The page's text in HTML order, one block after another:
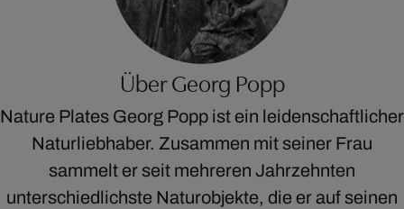
Über Georg Popp
Nature Plates Georg Popp ist ein leidenschaftlicher
Naturliebhaber. Zusammen mit seiner Frau
sammelt er seit mehreren Jahrzehnten
unterschiedlichste Naturobjekte, die er auf seinen